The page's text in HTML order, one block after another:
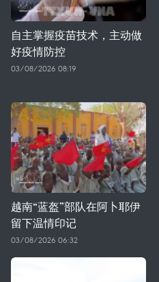
自主掌握疫苗技术，主动做
好疫情防控
03/08/2026 08:19
越南“蓝盔”部队在阿卜耶伊
留下温情印记
03/08/2026 06:32